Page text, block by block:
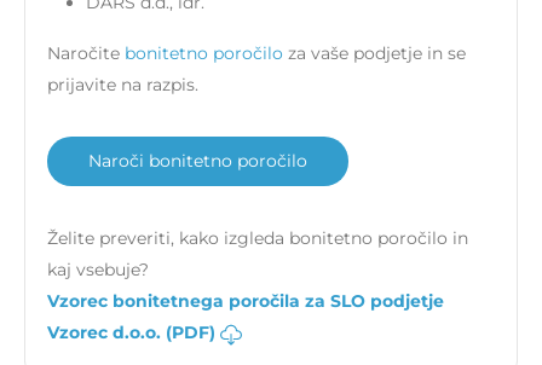
Naročite bonitetno poročilo za vaše podjetje in se
prijavite na razpis.
Naroči bonitetno poročilo
Želite preveriti, kako izgleda bonitetno poročilo in
kaj vsebuje?
Vzorec bonitetnega poročila za SLO podjetje
Vzorec d.o.o. (PDF)